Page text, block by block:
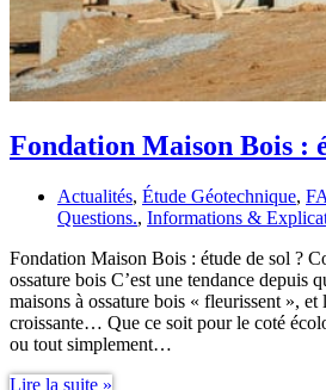
Fondation Maison Bois :
Actualités, Étude Géotechnique,
Questions., Informations &
Fondation Maison Bois : étude de sol ?
ossature bois C’est une tendance depuis
maisons à ossature bois « fleurissent », et
croissante… Que ce soit pour le coté
ou tout simplement…
Lire la suite »